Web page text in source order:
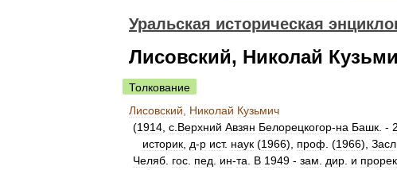
Уральская историческая
Лисовский, Николай
Толкование
Лисовский
Николай Кузьмич
(1914 с Верхний Авзян Белорецкогор-на Башк . -
историк д-р ист. наук (1966), проф . (1966), Засл
Челяб гос пед ин-та В 1949 - зам дир и